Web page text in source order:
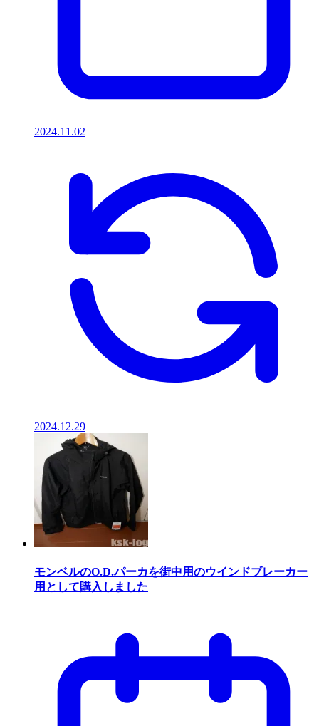
2024.11.02
2024.12.29
モンベルのO.D.パーカを街中用のウインドブレーカー
用として購入しました